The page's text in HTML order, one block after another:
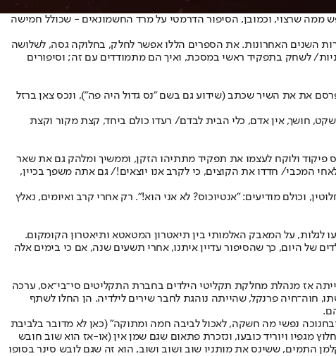
ממה שרצוי, וכמובן, הסיפור הדרמטי על מרד החשמונאים - שכולל חמישה
השנים האחרונות. את הספרים הללו אפשר לחלק, בחלוקה גסה, לשלושה
לשחק בתפקיד ראשי במסכת, ואיך הם מתמודדים עם זה; וסיפורים
הפובליציסט, נתן אלתרמן. חנוכה 1933, אם לדייק. העיתון "דבר לילדים" פרסם את את השיר שכתב (שידוע גם בשם "נס גדול היה פה"), ונכס צאן ברזל
חושך, אין אדם, כלי הבית לבדם/ רעדו כולם ביחד, קצת מקור וקצת
פיקוד ולוקח לעצמו את תפקיד מתתיהו הזקן, וממשיך ומלהק גם את שאר
המכבי/ חדדו את הקוצים, כי לקרב אנו יוצאים!/ גם אתה משפך בכיין,
וכולם מודיעים: "אנטיוכוס? לא אני הוא!". רק אחרי קרב ואיומים, נאלץ
לגלות, על המאבק האלמותי בין תיאטרון המטאטא ותיאטרון הקומקום.
של היום, כך שהסיפור עדיין איתנו, אחרי תשעים שנה, אם כי בימים אלה
ביצועים בגני הילדים לאורך השנים. בשנת 1970 הפזמונאית תלמה אליגון, שהייתה אז מנהלת מחלקת תקליטי הילדים בחברת התקליטים סי־בי־אס, ערכה
חוה־חיה פרנקל, שהייתה נוהגת לחבר שירים לילדיה. הן החלו לשתף
נפשי מה חשקה, לאכול לביבה חמה ומתוקה" (כאן לא מדובר בלביבת
מגפיו ויוריד כובעו, ונזכרת פתאום שגם שמן אין (או-אז הוא שוב חובש
התמים, ששינס את מותניו שוב ושוב ושוב, הוא זה שגם לובש סינר בסופו